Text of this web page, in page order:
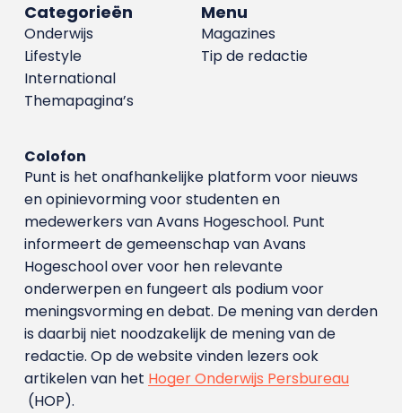
Menu
Magazines
Tip de redactie
Categorieën
Onderwijs
Lifestyle
International
Themapagina’s
Colofon
Punt is het onafhankelijke platform voor nieuws
en opinievorming voor studenten en
medewerkers van Avans Hoge­school. Punt
informeert de gemeenschap van Avans
Hogeschool over voor hen relevante
onderwerpen en fungeert als podium voor
meningsvorming en debat. De mening van derden
is daarbij niet noodzakelijk de mening van de
redactie. Op de website vinden lezers ook
artikelen van het Hoger Onderwijs Persbureau
(HOP).